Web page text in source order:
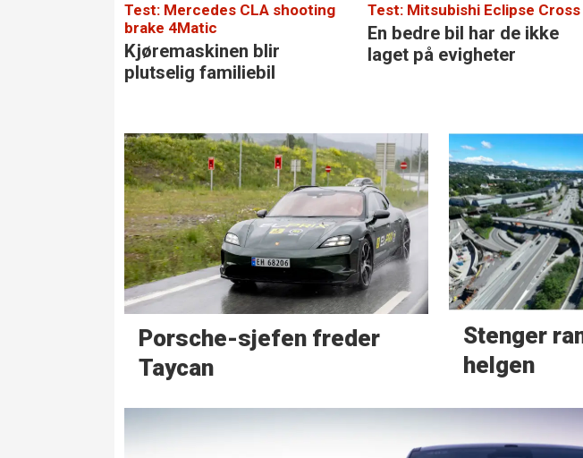
Test: Mercedes CLA shooting
brake 4Matic
Kjøremaskinen blir
plutselig familiebil
Test: Mitsubishi Eclipse Cross
En bedre bil har de ikke
laget på evigheter
Porsche-sjefen freder
Taycan
Stenger
helgen